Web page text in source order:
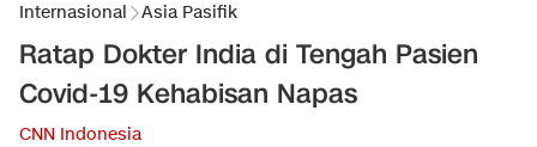
Internasional Asia Pasifik
Ratap Dokter India di Tengah Pasien
Covid-19 Kehabisan Napas
CNN Indonesia